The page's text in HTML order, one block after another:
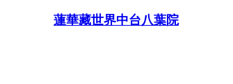
蓮華藏世界中台八葉院